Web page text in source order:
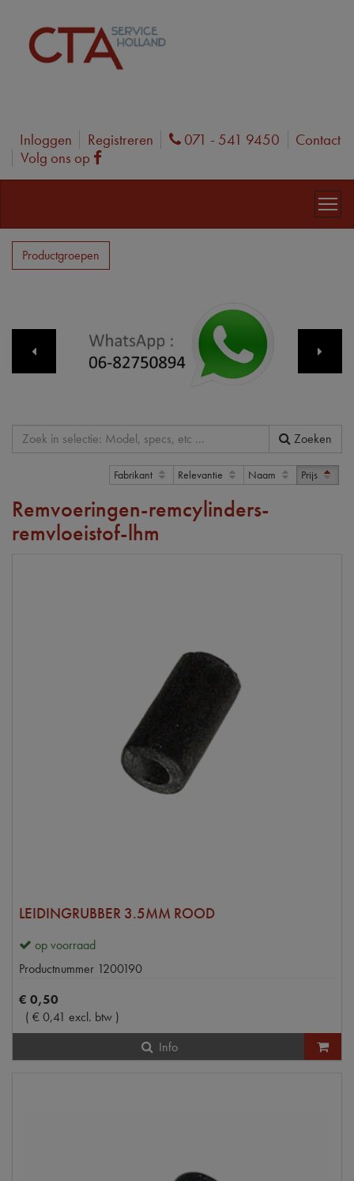
Inloggen Registreren Phone
071 - 541 9450
Contact
Volg ons op
Facebook
Productgroepen
Zoeken
Fabrikant Relevantie Naam Prijs
Remvoeringen-remcylinders-
remvloeistof-lhm
LEIDINGRUBBER 3.5MM ROOD
op voorraad
Productnummer 1200190
€ 0,50
( €0,41 excl. btw )
Info